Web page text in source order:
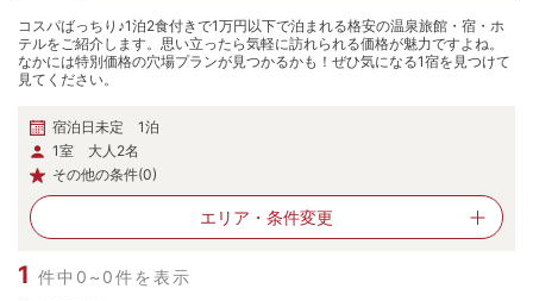
コスパばっちり♪1泊2食付きで1万円以下で泊まれる格安の温泉旅館・宿・ホ
テルをご紹介します。思い立ったら気軽に訪れられる価格が魅力ですよね。
なかには特別価格の穴場プランが見つかるかも！ぜひ気になる1宿を見つけて
見てください。
宿泊日未定 1泊
1室 大人2名
その他の条件(0)
エリア・ 条件変更
1 件中0~0件を表示